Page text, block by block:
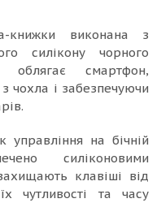
книжки виконана з
силікону чорного
смартфон,
чохла і забезпечуючи
управління на бічній
силіконовими
клавіші від
чутливості та часу